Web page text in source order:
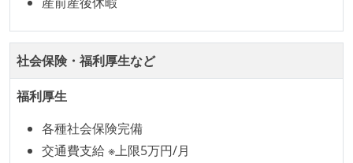
うにしている
テストの実施度
ほとんどのプロダクトコードに単体テストを記述、実
施している
機能の実装と同時にテストコードを記述している
社会保険・福利厚生など
福利厚生
各種社会保険完備
交通費支給 ※上限5万円/月